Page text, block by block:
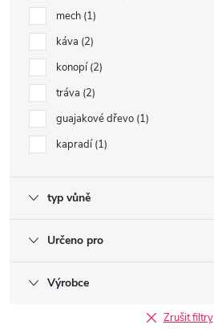
mech 1
káva 2
konopí 2
tráva 2
guajakové dřevo 1
kapradí 1
typ vůně
Určeno pro
Výrobce
Zrušit filtry